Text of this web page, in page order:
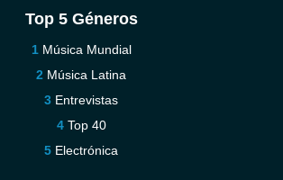
Top 5 Géneros
Música Mundial
Música Latina
Entrevistas
Top 40
Electrónica